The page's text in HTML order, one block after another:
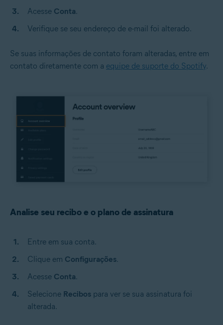
Acesse Conta.
Verifique se seu endereço de e-mail foi alterado.
Se suas informações de contato foram alteradas, entre em
contato diretamente com a equipe de suporte do Spotify.
Analise seu recibo e o plano de assinatura
Entre em sua conta.
Clique em Configurações.
Acesse Conta.
Selecione Recibos para ver se sua assinatura foi
alterada.